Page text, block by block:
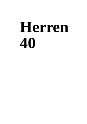
Herren
40